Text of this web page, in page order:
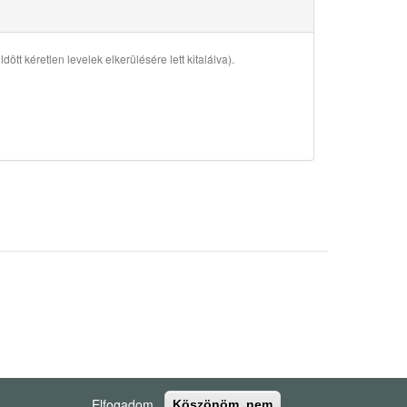
kéretlen levelek elkerülésére lett kitalálva).